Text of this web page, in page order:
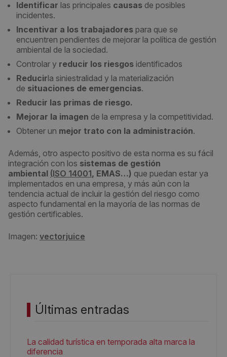
Identificar las principales causas de posibles
incidentes.
Incentivar a los trabajadores para que se
encuentren pendientes de mejorar la política de gestión
ambiental de la sociedad.
Controlar y reducir los riesgos identificados
Reducirla siniestralidad y la materialización
de situaciones de emergencias.
Reducir las primas de riesgo.
Mejorar la imagen de la empresa y la competitividad.
Obtener un mejor trato con la administración.
Además, otro aspecto positivo de esta norma es su fácil
integración con los sistemas de gestión
ambiental (ISO 14001, EMAS…) que puedan estar ya
implementados en una empresa, y más aún con la
tendencia actual de incluir la gestión del riesgo como
aspecto fundamental en la mayoría de las normas de
gestión certificables.
Imagen: vectorjuice
Últimas entradas
La calidad turística en temporada alta marca la
diferencia